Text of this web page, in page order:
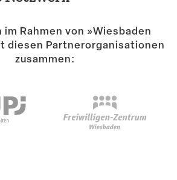
Rahmen von »Wiesbaden
diesen Partner­or­ga­ni­sa­tionen
zusammen: